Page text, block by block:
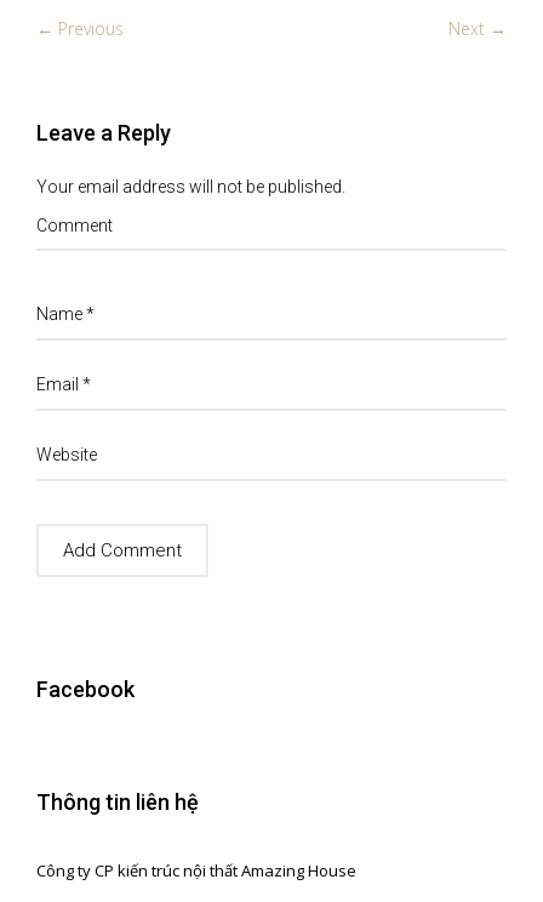
← Previous Next →
Leave a Reply
Your email address will not be published.
Comment
Name*
Email *
Website
Facebook
Thông tin liên hệ
Công ty CP kiến trúc nội thất Amazing House